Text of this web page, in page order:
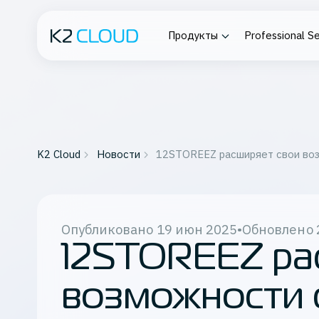
Продукты
Мониторинг
Работа с данными
Корпоративный
Professional
ИТ-
K2 Cloud Новости 12STOREEZ расширяет свои
Опубликовано 19 июн 2025•Обновлено
12STOREEZ
возможности